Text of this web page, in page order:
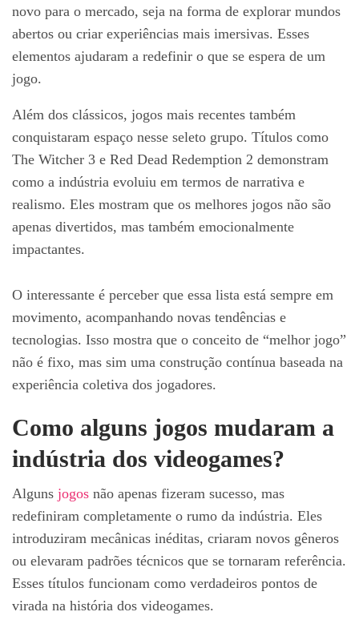
novo para o mercado, seja na forma de explorar mundos
abertos ou criar experiências mais imersivas. Esses
elementos ajudaram a redefinir o que se espera de um
jogo.
Além dos clássicos, jogos mais recentes também
conquistaram espaço nesse seleto grupo. Títulos como
The Witcher 3 e Red Dead Redemption 2 demonstram
como a indústria evoluiu em termos de narrativa e
realismo. Eles mostram que os melhores jogos não são
apenas divertidos, mas também emocionalmente
impactantes.
O interessante é perceber que essa lista está sempre em
movimento, acompanhando novas tendências e
tecnologias. Isso mostra que o conceito de “melhor jogo”
não é fixo, mas sim uma construção contínua baseada na
experiência coletiva dos jogadores.
Como alguns jogos mudaram a
indústria dos videogames?
Alguns jogos não apenas fizeram sucesso, mas
redefiniram completamente o rumo da indústria. Eles
introduziram mecânicas inéditas, criaram novos gêneros
ou elevaram padrões técnicos que se tornaram referência.
Esses títulos funcionam como verdadeiros pontos de
virada na história dos videogames.